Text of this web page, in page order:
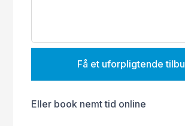
Få et uforpligtende
Eller book nemt tid online